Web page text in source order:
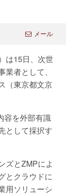
メール
は15日、次世
者として、
（東京都文京
容を外部有識
として採択す
ズとZMPによ
とクラウドに
用ソリューシ